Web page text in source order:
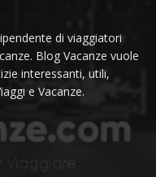
di viaggiatori
Blog Vacanze vuole
interessanti, utili,
e Vacanze.